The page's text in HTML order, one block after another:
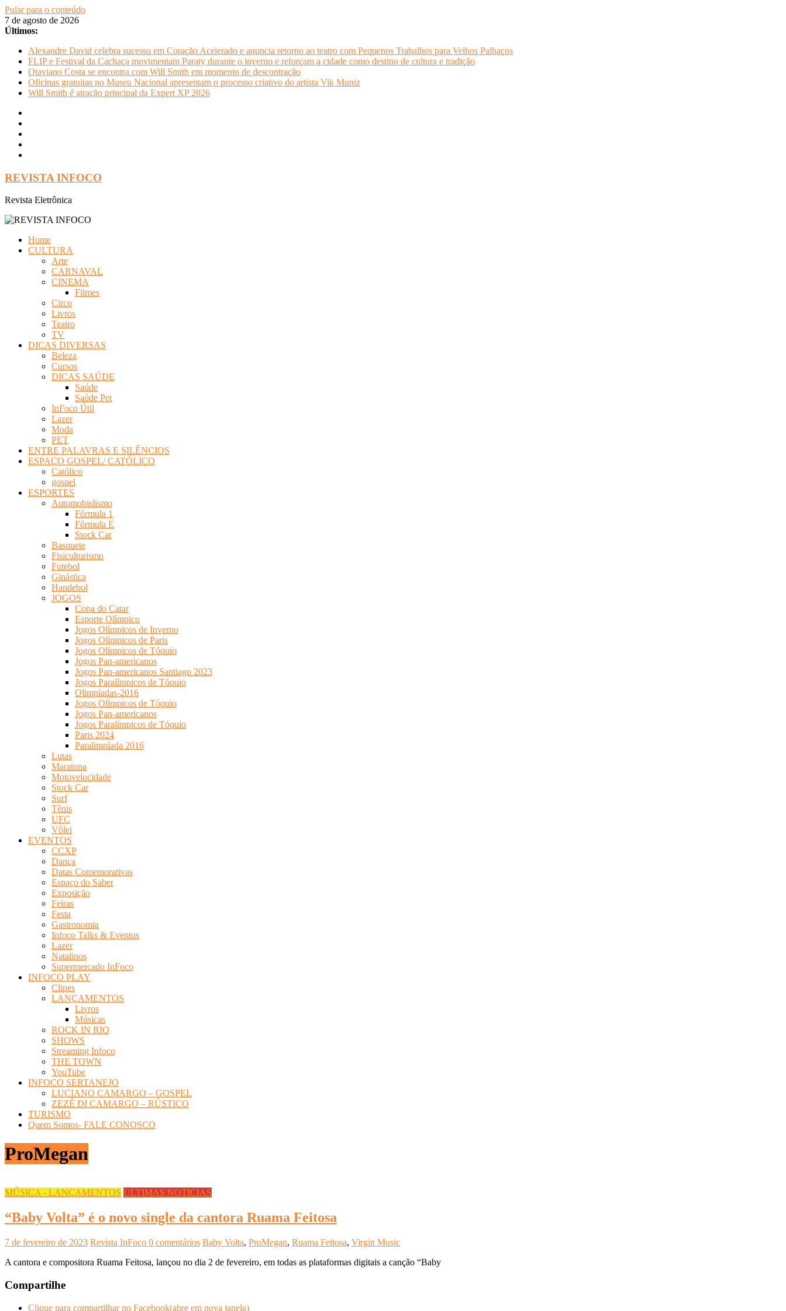
Pular para o conteúdo
7 de agosto de 2026
Últimos:
Alexandre David celebra sucesso em Coração Acelerado e anuncia retorno ao teatro com Pequenos Trabalhos para Velhos Palhaços
FLIP e Festival da Cachaça movimentam Paraty durante o inverno e reforçam a cidade como destino de cultura e tradição
Otaviano Costa se encontra com Will Smith em momento de descontração
Oficinas gratuitas no Museu Nacional apresentam o processo criativo do artista Vik Muniz
Will Smith é atração principal da Expert XP 2026
REVISTA INFOCO
Revista Eletrônica
Home
CULTURA
Arte
CARNAVAL
CINEMA
Filmes
Circo
Livros
Teatro
TV
DICAS DIVERSAS
Beleza
Cursos
DICAS SAÚDE
Saúde
Saúde Pet
InFoco Útil
Lazer
Moda
PET
ENTRE PALAVRAS E SILÊNCIOS
ESPAÇO GOSPEL/ CATÓLICO
Católico
gospel
ESPORTES
Automobislismo
Fórmula 1
Fórmula E
Stock Car
Basquete
Fisiculturismo
Futebol
Ginástica
Handebol
JOGOS
Copa do Catar
Esporte Olímpico
Jogos Olímpicos de Inverno
Jogos Olímpicos de Paris
Jogos Olímpicos de Tóquio
Jogos Pan-americanos
Jogos Pan-americanos Santiago 2023
Jogos Paralímpicos de Tóquio
Olimpíadas-2016
Jogos Olímpicos de Tóquio
Jogos Pan-americanos
Jogos Paralímpicos de Tóquio
Paris 2024
Paralimpíada 2016
Lutas
Maratona
Motovelocidade
Stock Car
Surf
Tênis
UFC
Vôlei
EVENTOS
CCXP
Dança
Datas Comemorativas
Espaço do Saber
Exposição
Feiras
Festa
Gastronomia
Infoco Talks & Eventos
Lazer
Natalinos
Supermercado InFoco
INFOCO PLAY
Clipes
LANÇAMENTOS
Livros
Músicas
ROCK IN RIO
SHOWS
Streaming Infoco
THE TOWN
YouTube
INFOCO SERTANEJO
LUCIANO CAMARGO – GOSPEL
ZEZÉ DI CAMARGO – RÚSTICO
TURISMO
Quem Somos- FALE CONOSCO
ProMegan
MÚSICA - LANÇAMENTOS ÚLTIMAS NOTÍCIAS
“Baby Volta” é o novo single da cantora Ruama Feitosa
7 de fevereiro de 2023 Revista InFoco 0 comentários Baby Volta, ProMegan, Ruama Feitosa, Virgin Music
A cantora e compositora Ruama Feitosa, lançou no dia 2 de fevereiro, em todas as plataformas digitais a canção “Baby
Compartilhe
Clique para compartilhar no Facebook(abre em nova janela)